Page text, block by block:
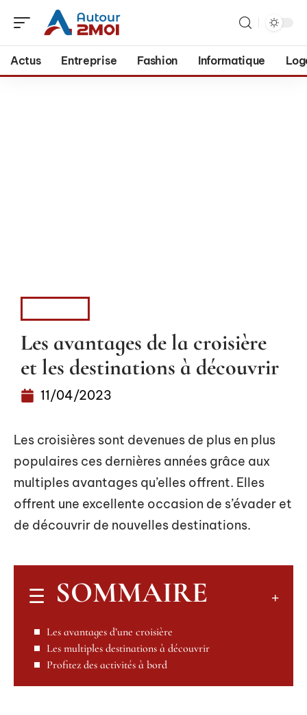
Actus Entreprise Fashion Informatique
Les avantages de la croisière
et les destinations à découvrir
11/04/2023
Les croisières sont devenues de plus en plus
populaires ces dernières années grâce aux
multiples avantages qu’elles offrent. Elles
offrent une excellente occasion de s’évader et
de découvrir de nouvelles destinations.
SOMMAIRE
Les avantages d’une croisière
Les multiples destinations à découvrir
Profitez des activités à bord